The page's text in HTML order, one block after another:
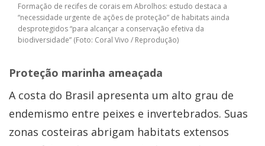
Formação de recifes de corais em Abrolhos: estudo destaca a
“necessidade urgente de ações de proteção” de habitats ainda
desprotegidos “para alcançar a conservação efetiva da
biodiversidade” (Foto: Coral Vivo / Reprodução)
Proteção marinha ameaçada
A costa do Brasil apresenta um alto grau de
endemismo entre peixes e invertebrados. Suas
zonas costeiras abrigam habitats extensos